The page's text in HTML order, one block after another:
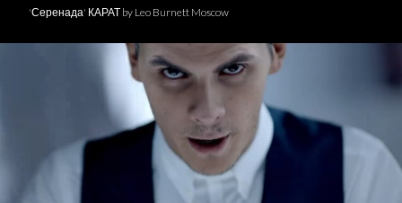
'Серенада' КАРАТ by Leo Burnett Moscow